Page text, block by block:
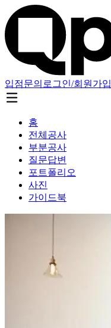
입점문의 로그인/회원가입
홈
전체공사
부분공사
질문답변
포트폴리오
사진
가이드북